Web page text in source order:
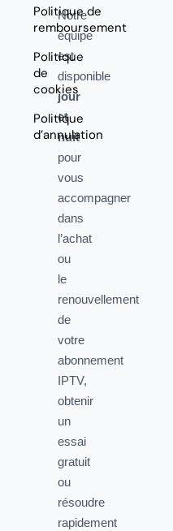
Politique de
remboursement
Politique
de
cookies
Politique
d’annulation
Notre
équipe
est
disponible
jour
et
nuit
pour
vous
accompagner
dans
l’achat
ou
le
renouvellement
de
votre
abonnement
IPTV,
obtenir
un
essai
gratuit
ou
résoudre
rapidement